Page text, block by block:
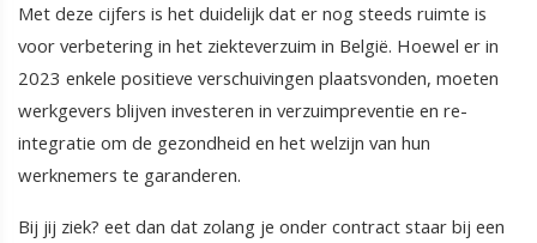
Met deze cijfers is het duidelijk dat er nog steeds ruimte is
voor verbetering in het ziekteverzuim in België. Hoewel er in
2023 enkele positieve verschuivingen plaatsvonden, moeten
werkgevers blijven investeren in verzuimpreventie en re-
integratie om de gezondheid en het welzijn van hun
werknemers te garanderen.
Bij jij ziek? eet dan dat zolang je onder contract staar bij een